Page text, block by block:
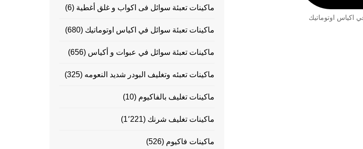
اكياس اوتوماتيك
ماكينات تعبئة سوائل فى اكواب و غلق أغطية (6)
ماكينات تعبئة سوائل في اكياس اوتوماتيك (680)
ماكينات تعبئة سوائل في عبوات و أكياس (656)
ماكينات تعبئه وتغليف البودر شديد النعومه (325)
ماكينات تغليف بالفاكيوم (10)
ماكينات تغليف شرنك (1٬221)
ماكينات فاكيوم (526)